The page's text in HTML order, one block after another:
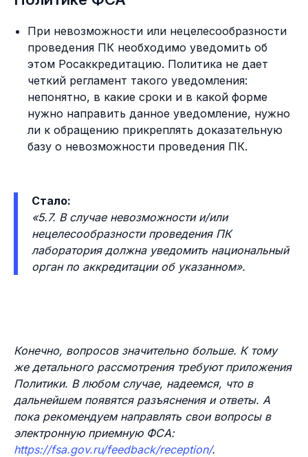
При невозможности или нецелесообразности
проведения ПК необходимо уведомить об
этом Росаккредитацию. Политика не дает
четкий регламент такого уведомления:
непонятно, в какие сроки и в какой форме
нужно направить данное уведомление, нужно
ли к обращению прикреплять доказательную
базу о невозможности проведения ПК.
Стало:
«5.7. В случае невозможности и/или
нецелесообразности проведения ПК
лаборатория должна уведомить национальный
орган по аккредитации об указанном».
Конечно, вопросов значительно больше. К тому
же детального рассмотрения требуют приложения
Политики. В любом случае, надеемся, что в
дальнейшем появятся разъяснения и ответы. А
пока рекомендуем направлять свои вопросы в
электронную приемную ФСА:
https://fsa.gov.ru/feedback/reception/.